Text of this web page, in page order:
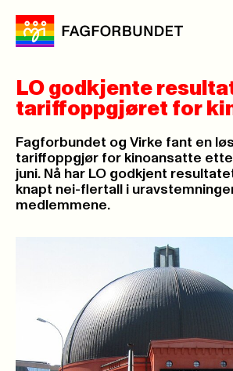
LO godkjente
tariffoppgjøret for
Fagforbundet og Virke fant en
tariffoppgjør for kinoansatte
juni. Nå har LO godkjent
knapt nei-flertall i
medlemmene.